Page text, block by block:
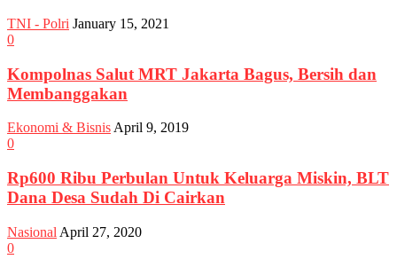
TNI - Polri January 15, 2021
0
Kompolnas Salut MRT Jakarta Bagus, Bersih dan
Membanggakan
Ekonomi & Bisnis April 9, 2019
0
Rp600 Ribu Perbulan Untuk Keluarga Miskin, BLT
Dana Desa Sudah Di Cairkan
Nasional April 27, 2020
0